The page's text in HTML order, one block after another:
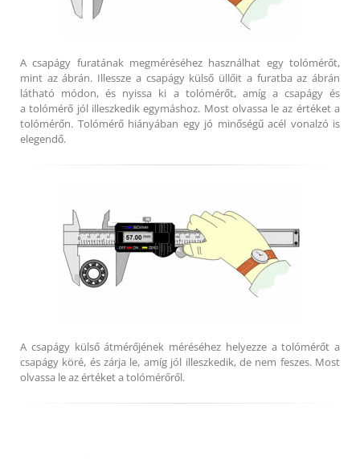
A csapágy furatának megméréséhez használhat egy tolómérőt,
mint az ábrán. Illessze a csapágy külső üllőit a furatba az ábrán
látható módon, és nyissa ki a tolómérőt, amíg a csapágy és
a tolómérő jól illeszkedik egymáshoz. Most olvassa le az értéket a
tolómérőn. Tolómérő hiányában egy jó minőségű acél vonalzó is
elegendő.
A csapágy külső átmérőjének méréséhez helyezze a tolómérőt a
csapágy köré, és zárja le, amíg jól illeszkedik, de nem feszes. Most
olvassa le az értéket a tolómérőről.